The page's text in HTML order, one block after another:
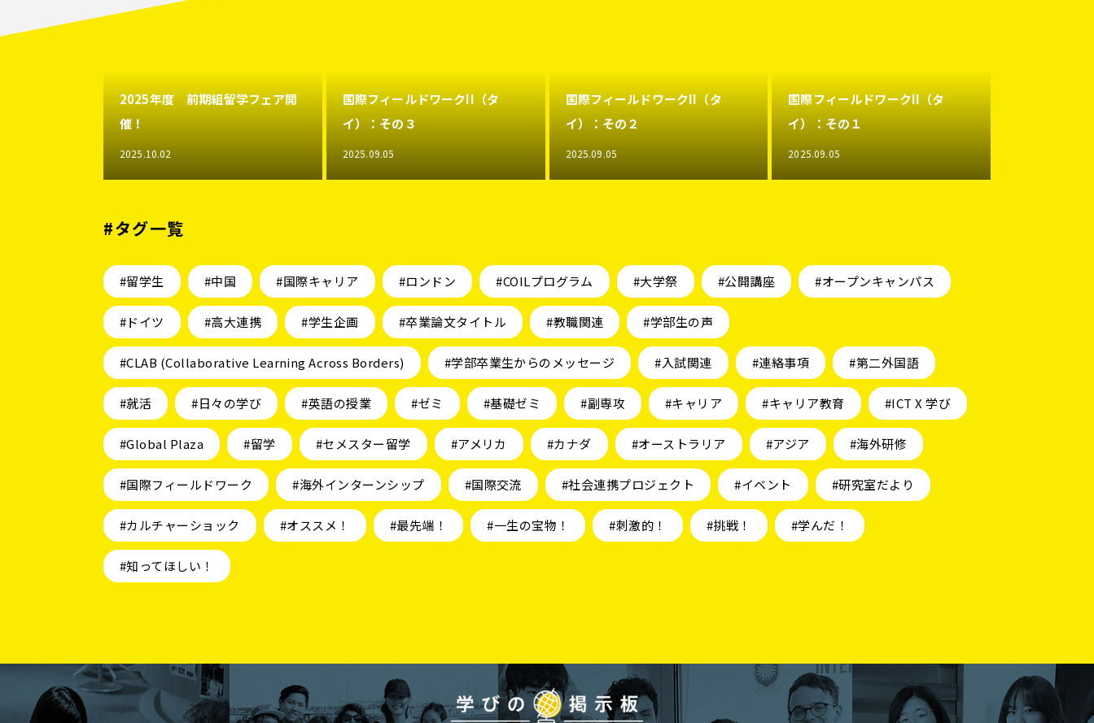
2025年度 前期組留学フェア開
催！
2025.10.02
国際フィールドワークII（タ
イ）：その３
2025.09.05
国際フィールドワークII（タ
イ）：その２
2025.09.05
国際フィールドワークII（タ
イ）：その１
2025.09.05
#タグ一覧
#留学生 #中国 #国際キャリア #ロンドン #COILプログラム #大学祭 #公開講座 #オープンキャンパス
#ドイツ #高大連携 #学生企画 #卒業論文タイトル #教職関連 #学部生の声
#CLAB (Collaborative Learning Across Borders) #学部卒業生からのメッセージ #入試関連 #連絡事項 #第二外国語
#就活 #日々の学び #英語の授業 #ゼミ #基礎ゼミ #副専攻 #キャリア #キャリア教育 #ICT X 学び
#Global Plaza #留学 #セメスター留学 #アメリカ #カナダ #オーストラリア #アジア #海外研修
#国際フィールドワーク #海外インターンシップ #国際交流 #社会連携プロジェクト #イベント #研究室だより
#カルチャーショック #オススメ！ #最先端！ #一生の宝物！ #刺激的！ #挑戦！ #学んだ！
#知ってほしい！